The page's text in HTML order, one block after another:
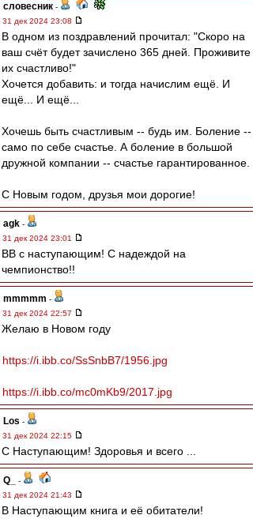
словесник -
31 дек 2024 23:08
В одном из поздравлений прочитал: "Скоро на
ваш счёт будет зачислено 365 дней. Проживите
их счастливо!"
Хочется добавить: и тогда начислим ещё. И
ещё... И ещё...
Хочешь быть счастливым -- будь им. Боление --
само по себе счастье. А боление в большой
дружной компании -- счастье гарантированное.
С Новым годом, друзья мои дорогие!
agk -
31 дек 2024 23:01
ВВ с наступающим! С надеждой на
чемпионство!!
mmmmm -
31 дек 2024 22:57
Желаю в Новом году
https://i.ibb.co/SsSnbB7/1956.jpg
https://i.ibb.co/mc0mKb9/2017.jpg
Los -
31 дек 2024 22:15
С Наступающим! Здоровья и всего ...
Q_
-
31 дек 2024 21:43
В Наступающим книга и её обитатели!